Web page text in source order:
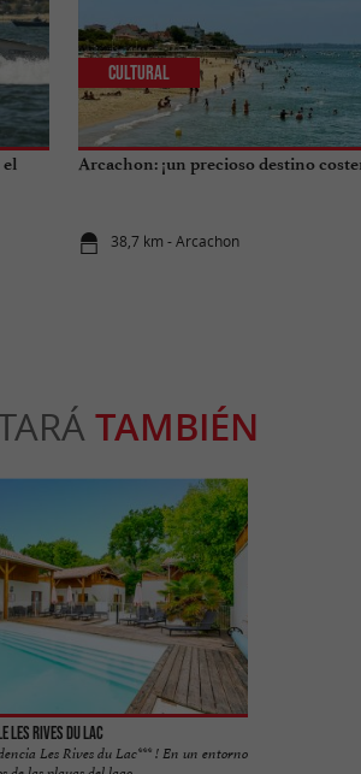
el
Arcachon: ¡un precioso destino
38,7 km - Arcachon
Cultural
TAMBIÉN
les Rives du Lac
Les Rives du Lac*** ! En un entorno